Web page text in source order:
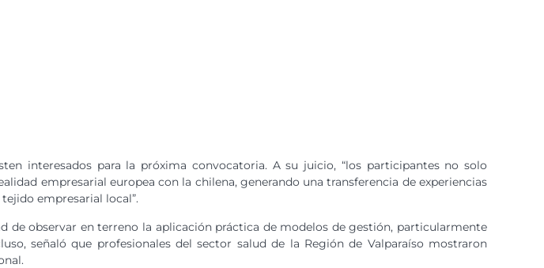
interesados para la próxima convocatoria. A su juicio, “los participantes no solo
empresarial europea con la chilena, generando una transferencia de experiencias
empresarial local”.
de observar en terreno la aplicación práctica de modelos de gestión, particularmente
señaló que profesionales del sector salud de la Región de Valparaíso mostraron